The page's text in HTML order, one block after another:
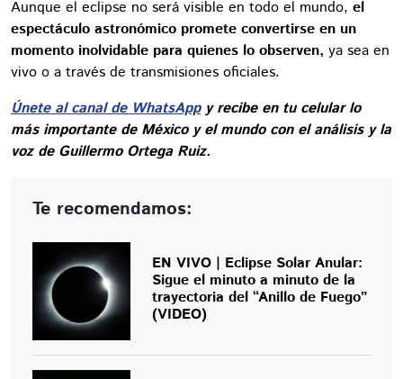
Aunque el eclipse no será visible en todo el mundo, el
espectáculo astronómico promete convertirse en un
momento inolvidable para quienes lo observen, ya sea en
vivo o a través de transmisiones oficiales.
Únete al canal de WhatsAppy recibe en tu celular lo
más importante de México y el mundo con el análisis y la
voz de Guillermo Ortega Ruiz.
Te recomendamos:
EN VIVO | Eclipse Solar Anular:
Sigue el minuto a minuto de la
trayectoria del “Anillo de Fuego”
(VIDEO)